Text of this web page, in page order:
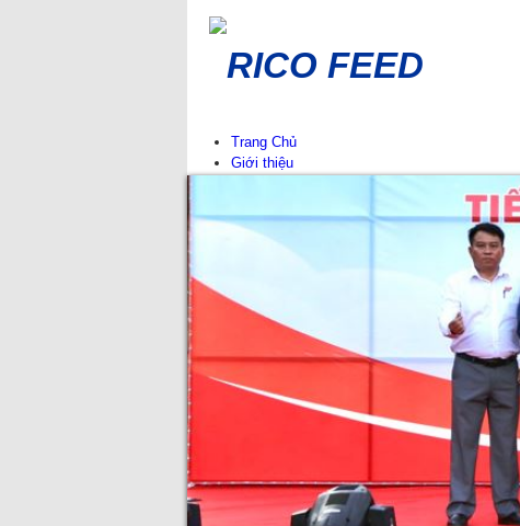
RICO FEED
Trang Chủ
Giới thiệu
Công ty thành viên
Mạng lưới phân phối
Tin chuyên ngành
Tư vấn chăn nuôi
Thức ăn cho cút
Thức ăn cho heo
Tuyển dụng
Văn hóa RICO FEED